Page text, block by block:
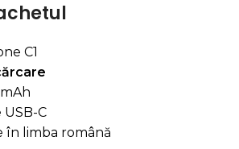
C1
C
în limba română